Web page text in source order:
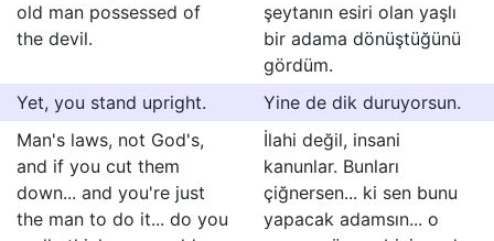
old man possessed of
the devil.
şeytanın esiri olan yaşlı
bir adama dönüştüğünü
gördüm.
Yet, you stand upright.
Yine de dik duruyorsun.
Man's laws, not God's,
and if you cut them
down... and you're just
the man to do it... do you
İlahi değil, insani
kanunlar. Bunları
çiğnersen... ki sen bunu
yapacak adamsın... o